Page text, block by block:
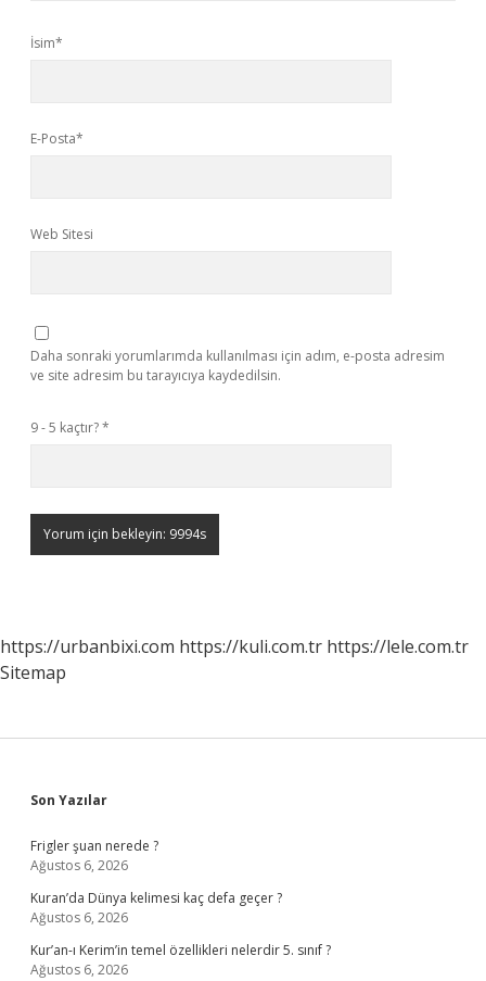
İsim*
E-Posta*
Web Sitesi
Daha sonraki yorumlarımda kullanılması için adım, e-posta adresim
ve site adresim bu tarayıcıya kaydedilsin.
9 - 5 kaçtır?*
https://urbanbixi.com https://kuli.com.tr https://lele.com.tr
Sitemap
Sidebar
Son Yazılar
Frigler şuan nerede ?
Ağustos 6, 2026
Kuran’da Dünya kelimesi kaç defa geçer ?
Ağustos 6, 2026
Kur’an-ı Kerim’in temel özellikleri nelerdir 5. sınıf ?
Ağustos 6, 2026